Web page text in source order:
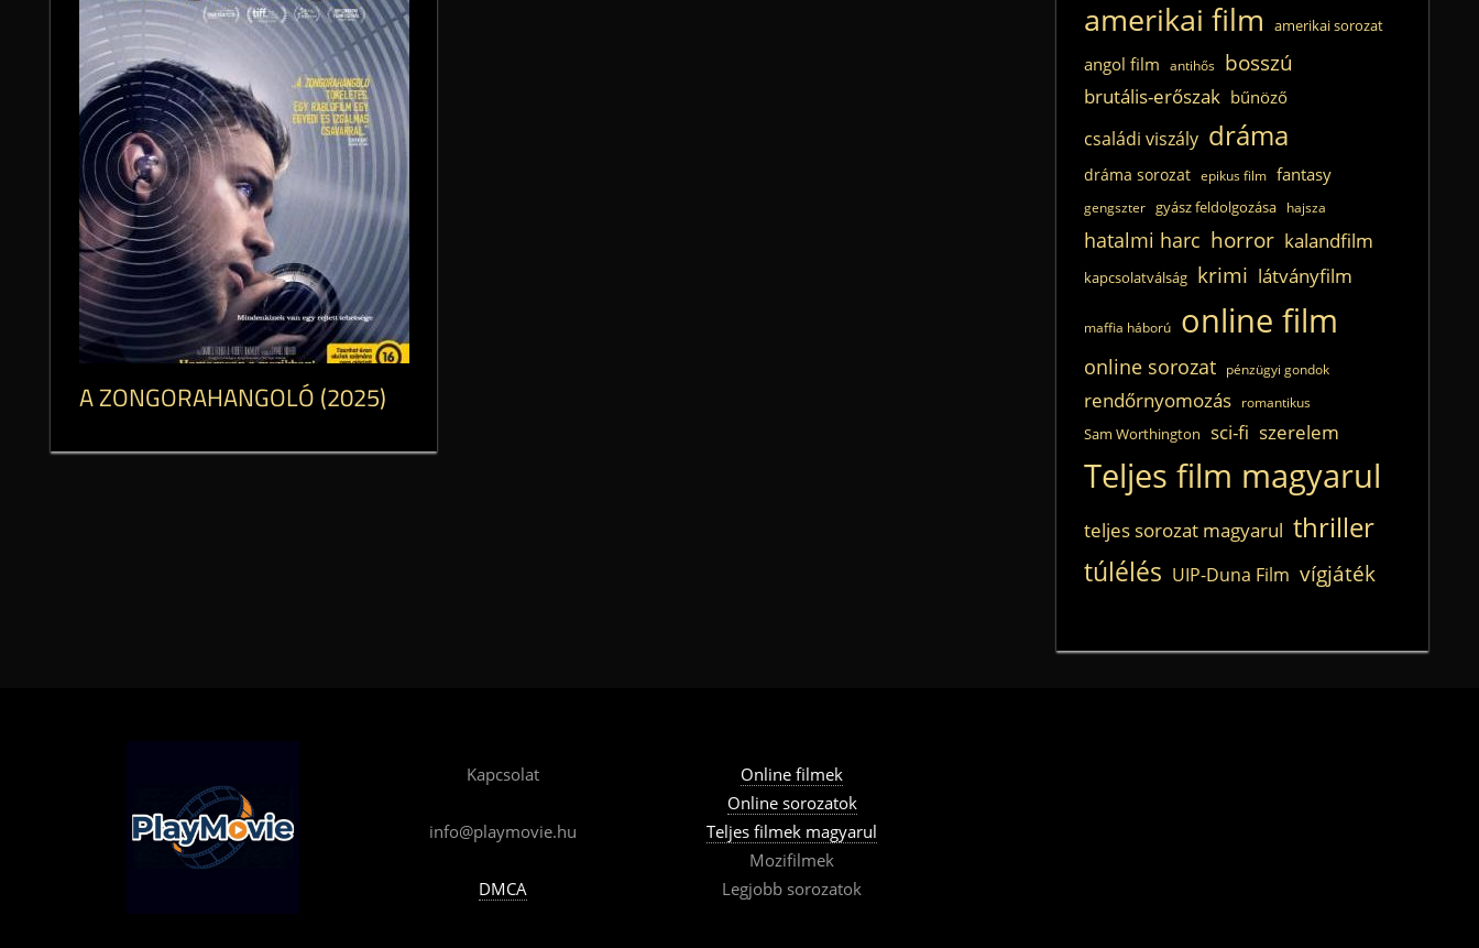
A ZONGORAHANGOLÓ (2025)
amerikai film amerikai sorozat
angol film antihős bosszú
brutális-erőszak bűnöző
családi viszály dráma
dráma sorozat epikus film fantasy
gengszter gyász feldolgozása hajsza
hatalmi harc horror kalandfilm
kapcsolatválság krimi látványfilm
maffia háború online film
online sorozat pénzügyi gondok
rendőrnyomozás romantikus
Sam Worthington sci-fi szerelem
Teljes film magyarul
teljes sorozat magyarul thriller
túlélés UIP-Duna Film vígjáték
Kapcsolat
info@playmovie.hu
DMCA
Online filmek
Online sorozatok
Teljes filmek magyarul
Mozifilmek
Legjobb sorozatok